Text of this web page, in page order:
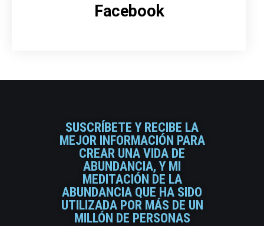
Facebook
SUSCRÍBETE Y RECIBE LA
MEJOR INFORMACIÓN PARA
CREAR UNA VIDA DE
ABUNDANCIA, Y MI
MEDITACIÓN DE LA
ABUNDANCIA QUE HA SIDO
UTILIZADA POR MÁS DE UN
MILLÓN DE PERSONAS